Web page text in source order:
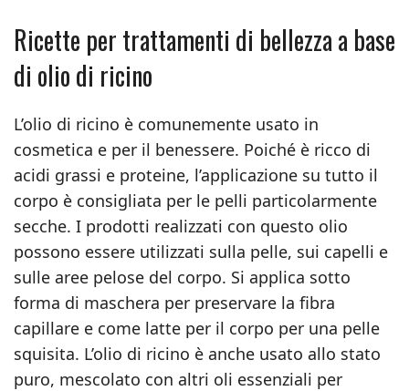
Ricette per trattamenti di bellezza a base
di olio di ricino
L’olio di ricino è comunemente usato in
cosmetica e per il benessere. Poiché è ricco di
acidi grassi e proteine, l’applicazione su tutto il
corpo è consigliata per le pelli particolarmente
secche. I prodotti realizzati con questo olio
possono essere utilizzati sulla pelle, sui capelli e
sulle aree pelose del corpo. Si applica sotto
forma di maschera per preservare la fibra
capillare e come latte per il corpo per una pelle
squisita. L’olio di ricino è anche usato allo stato
puro, mescolato con altri oli essenziali per